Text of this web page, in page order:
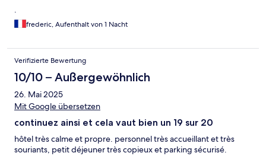
.
frederic, Aufenthalt von 1 Nacht
Verifizierte Bewertung
10/10 – Außergewöhnlich
26. Mai 2025
Mit Google übersetzen
continuez ainsi et cela vaut bien un 19 sur 20
hôtel très calme et propre. personnel très accueillant et très
souriants, petit déjeuner très copieux et parking sécurisé.